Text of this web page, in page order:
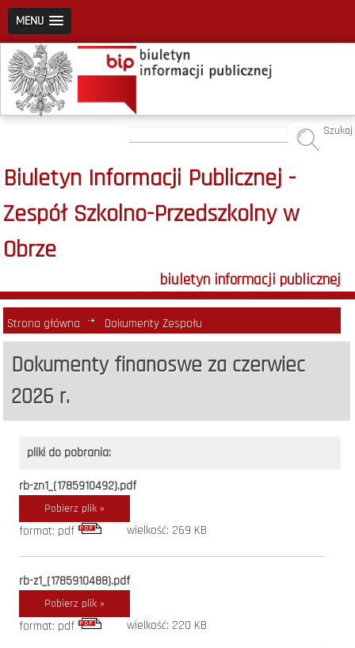
MENU
Szukaj
Biuletyn Informacji Publicznej -
Zespół Szkolno-Przedszkolny w
Obrze
biuletyn informacji publicznej
Strona główna Dokumenty Zespołu
Dokumenty finanoswe za czerwiec
2026 r.
pliki do pobrania:
rb-zn1_(1785910492).pdf
Pobierz plik »
format: pdf wielkość: 269 KB
rb-z1_(1785910488).pdf
Pobierz plik »
format: pdf wielkość: 220 KB